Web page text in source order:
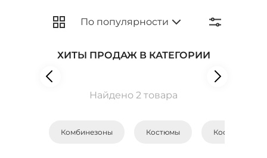
ХИТЫ ПРОДАЖ В КАТЕГОРИИ
Найдено 2 товара
Комбинезоны Костюмы Костюмы с